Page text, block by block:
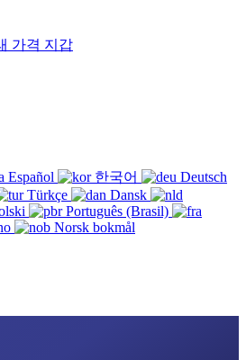
가격 지갑
Español 한국어
Deutsch
Türkçe
Dansk
Português (Brasil)
Norsk bokmål